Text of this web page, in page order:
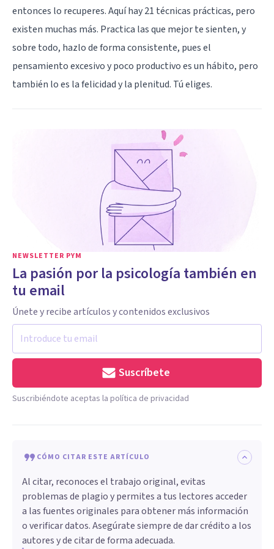
entonces lo recuperes. Aquí hay 21 técnicas prácticas, pero
existen muchas más. Practica las que mejor te sienten, y
sobre todo, hazlo de forma consistente, pues el
pensamiento excesivo y poco productivo es un hábito, pero
también lo es la felicidad y la plenitud. Tú eliges.
NEWSLETTER PYM
La pasión por la psicología también en
tu email
Únete y recibe artículos y contenidos exclusivos
Suscríbete
Suscribiéndote aceptas la política de privacidad
CÓMO CITAR ESTE ARTÍCULO
Al citar, reconoces el trabajo original, evitas
problemas de plagio y permites a tus lectores acceder
a las fuentes originales para obtener más información
o verificar datos. Asegúrate siempre de dar crédito a los
autores y de citar de forma adecuada.